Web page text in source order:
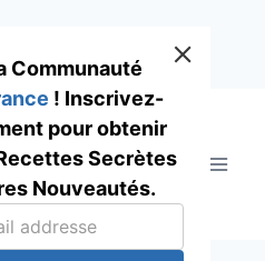
Communauté
! Inscrivez-
pour obtenir
Secrètes
Nouveautés.